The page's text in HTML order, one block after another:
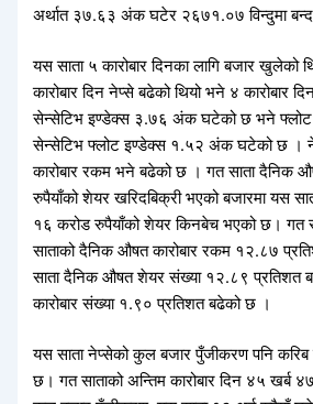
अर्थात ३७.६३ अंक घटेर २६७१.०७ विन्दुमा बन्द
यस साता ५ कारोबार दिनका लागि बजार खुलेको
कारोबार दिन नेप्से बढेको थियो भने ४ कारोबार
सेन्सेटिभ इण्डेक्स ३.७६ अंक घटेको छ भने
सेन्सेटिभ फ्लोट इण्डेक्स १.५२ अंक घटेको छ ।
कारोबार रकम भने बढेको छ । गत साता दैनिक
रुपैयाँको शेयर खरिदबिक्री भएको बजारमा यस
१६ करोड रुपैयाँको शेयर किनबेच भएको छ। गत
साताको दैनिक औषत कारोबार रकम १२.८७
साता दैनिक औषत शेयर संख्या १२.८९
कारोबार संख्या १.९० प्रतिशत बढेको छ ।
यस साता नेप्सेको कुल बजार पुँजीकरण पनि
छ। गत साताको अन्तिम कारोबार दिन ४५ खर्ब